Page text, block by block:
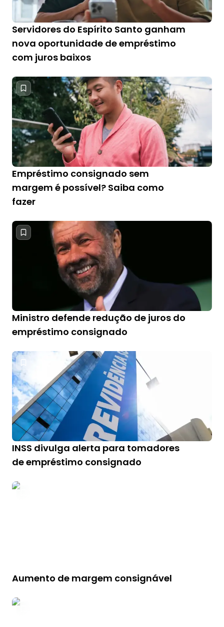
Servidores do Espírito Santo ganham
nova oportunidade de empréstimo
com juros baixos
Empréstimo consignado sem
margem é possível? Saiba como
fazer
Ministro defende redução de juros do
empréstimo consignado
INSS divulga alerta para tomadores
de empréstimo consignado
Aumento de margem consignável